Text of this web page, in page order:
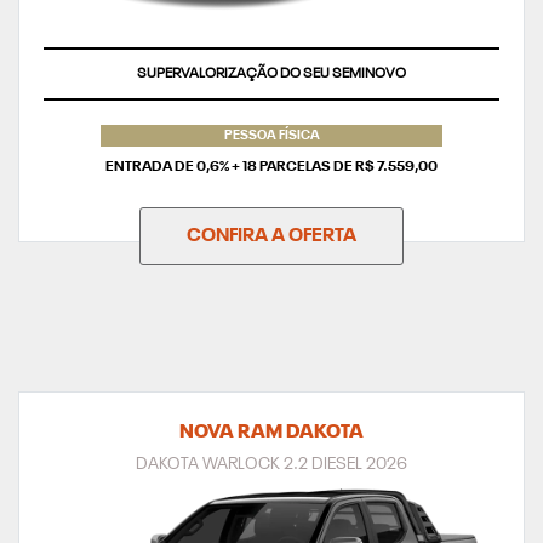
SUPERVALORIZAÇÃO DO SEU SEMINOVO
PESSOA FÍSICA
ENTRADA DE 0,6% + 18 PARCELAS DE R$ 7.559,00
CONFIRA A OFERTA
NOVA RAM DAKOTA
DAKOTA WARLOCK 2.2 DIESEL 2026